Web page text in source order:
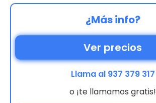
¿Más info?
Ver precios
Llama al 937 379 317
o ¡te llamamos gratis!